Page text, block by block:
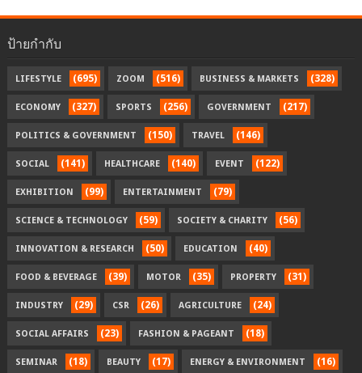
ป้ายกำกับ
LIFESTYLE (695) ZOOM (516) BUSINESS & MARKETS (328)
ECONOMY (327) SPORTS (256) GOVERNMENT (217)
POLITICS & GOVERNMENT (150) TRAVEL (146)
SOCIAL (141) HEALTHCARE (140) EVENT (122)
EXHIBITION (99) ENTERTAINMENT (79)
SCIENCE & TECHNOLOGY (59) SOCIETY & CHARITY (56)
INNOVATION & RESEARCH (50) EDUCATION (40)
FOOD & BEVERAGE (39) MOTOR (35) PROPERTY (31)
INDUSTRY (29) CSR (26) AGRICULTURE (24)
SOCIAL AFFAIRS (23) FASHION & PAGEANT (18)
SEMINAR (18) BEAUTY (17) ENERGY & ENVIRONMENT (16)